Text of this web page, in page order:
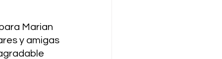
Marian
y amigas